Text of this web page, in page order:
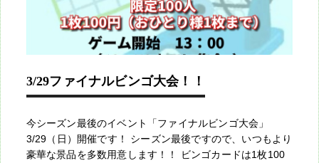
3/29ファイナルビンゴ大会！！
今シーズン最後のイベント「ファイナルビンゴ大会」
3/29（日）開催です！ シーズン最後ですので、いつもより
豪華な景品を多数用意します！！ ビンゴカードは1枚100